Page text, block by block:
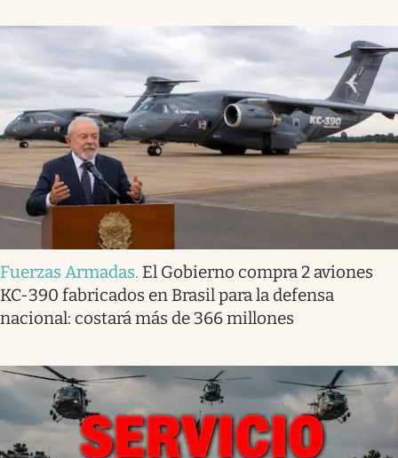
Fuerzas Armadas. El Gobierno compra 2 aviones
KC-390 fabricados en Brasil para la defensa
nacional: costará más de 366 millones